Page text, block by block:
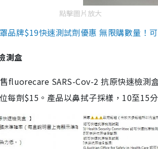
點擊圖片放大
品牌$19快速測試劑優惠 無限購數量！
測盒
fluorecare SARS-Cov-2 抗原快速檢測
每劑$15。產品以鼻拭子採樣，10至15